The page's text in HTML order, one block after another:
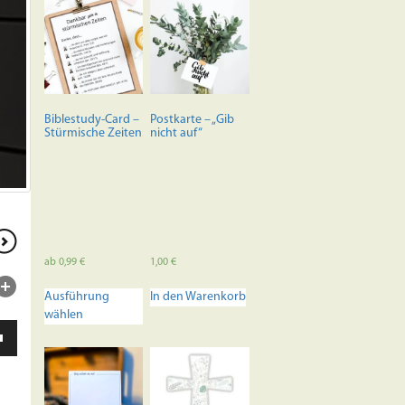
Biblestudy-Card –
Stürmische Zeiten
ab 0,99 €
Ausführung
wählen
Produkt
Varianten
Postkarte – „Gib
nicht auf“
1,00€
In den Warenkorb